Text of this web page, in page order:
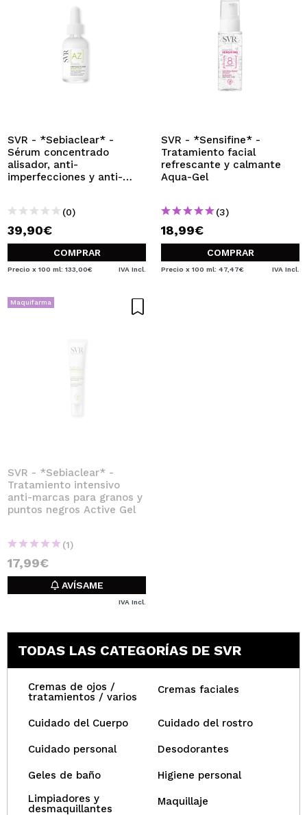
SVR - *Sebiaclear* -
Sérum concentrado
alisador, anti-
imperfecciones y anti-
(0)
39,90€
COMPRAR
Precio x 100 ml: 133,00€ IVA Incl.
SVR - *Sensifine* -
Tratamiento facial
refrescante y calmante
Aqua-Gel
(3)
18,99€
COMPRAR
Precio x 100 ml: 47,47€ IVA Incl.
Maquifarma
SVR - *Sebiaclear* -
Tratamiento intensivo
anti-marcas para granos y
puntos negros Active Gel
(1)
17,99€
AVÍSAME
IVA Incl.
TODAS LAS CATEGORÍAS DE SVR
Cremas de ojos /
tratamientos / varios
Cremas faciales
Cuidado del Cuerpo Cuidado del rostro
Cuidado personal Desodorantes
Geles de baño
Higiene personal
Limpiadores y
desmaquillantes
Maquillaje